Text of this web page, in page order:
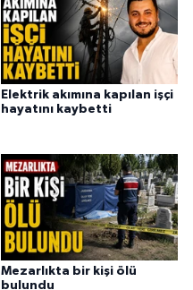
Elektrik akımına kapılan işçi
hayatını kaybetti
Mezarlıkta bir kişi ölü
bulundu